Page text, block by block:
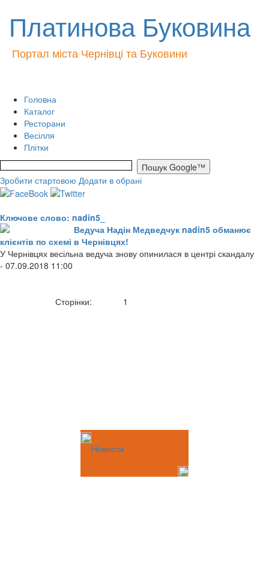
Платинова Буковина
Портал міста Чернівці та Буковини
Головна
Каталог
Ресторани
Весілля
Плітки
Зробити стартовою Додати в обрані
Ключове слово: nadin5_
Ведуча Надін Медведчук nadin5 обманює
клієнтів по схемі в Чернівцях!
У Чернівцях весільна ведуча знову опинилася в центрі скандалу
- 07.09.2018 11:00
Сторінки: 1
Новости